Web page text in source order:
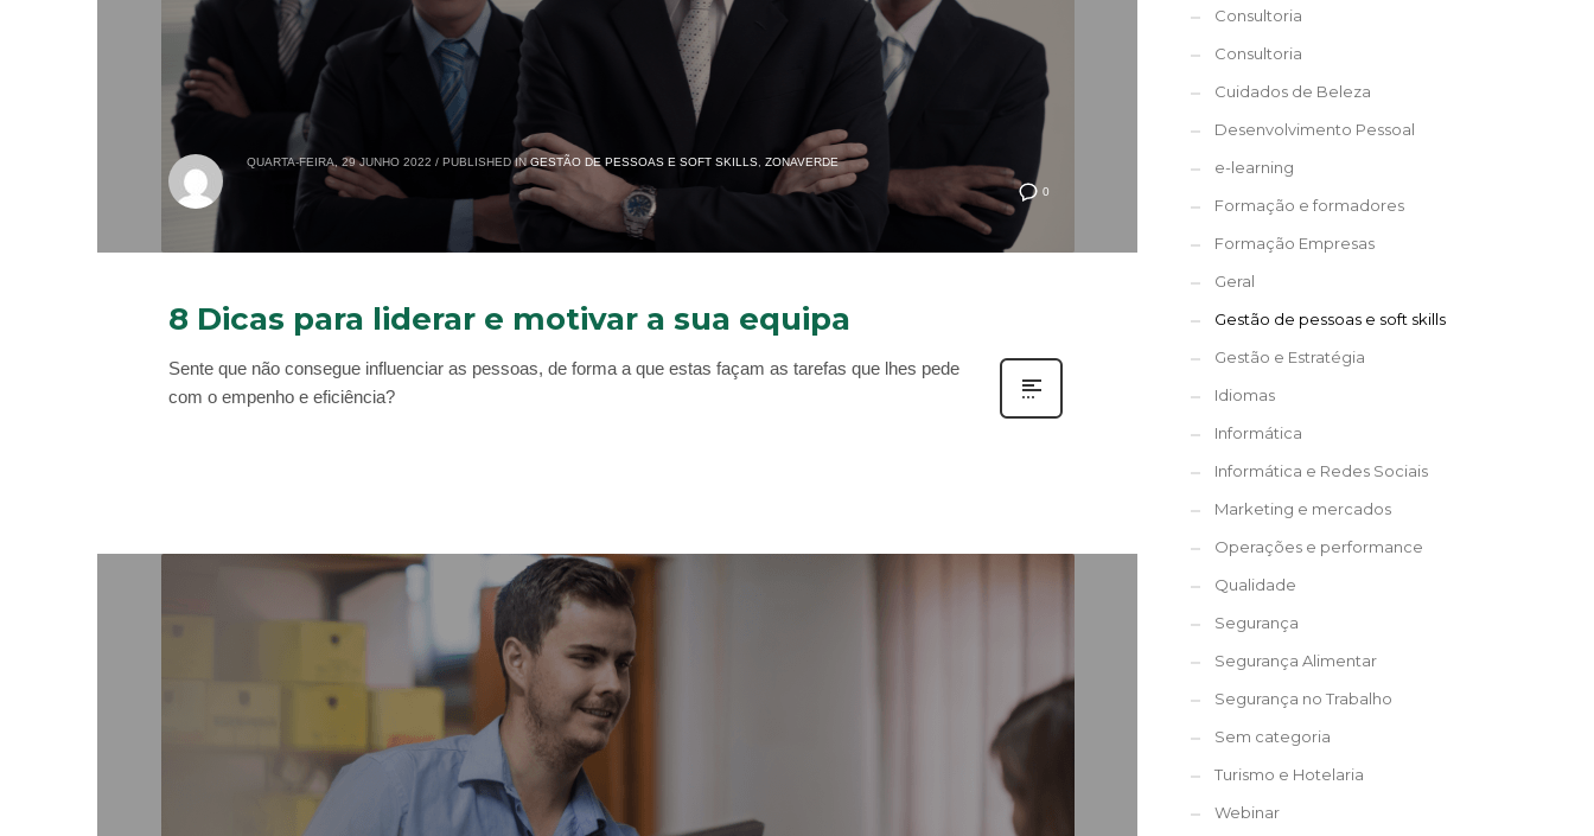
0
QUARTA-FEIRA, 29 JUNHO 2022 / PUBLISHED IN GESTÃO DE PESSOAS E SOFT SKILLS ,ZONAVERDE
8 Dicas para liderar e motivar a sua equipa
Sente que não consegue influenciar as pessoas, de forma a que estas façam as tarefas que lhes pede
com o empenho e eficiência?
Consultoria
Consultoria
Cuidados de Beleza
Desenvolvimento Pessoal
e-learning
Formação e formadores
Formação Empresas
Geral
Gestão de pessoas e soft skills
Gestão e Estratégia
Idiomas
Informática
Informática e Redes Sociais
Marketing e mercados
Operações e performance
Qualidade
Segurança
Segurança Alimentar
Segurança no Trabalho
Sem categoria
Turismo e Hotelaria
Webinar